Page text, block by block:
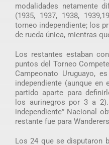
modalidades netamente
(1935, 1937, 1938,
torneo independiente; los
de rueda única, mientras
Los restantes estaban
puntos del Torneo
Campeonato Uruguayo,
independiente (aunque
partido aparte para
los aurinegros por 3 a
independiente” Nacional
restante fue para
Los 24 que se disputaron